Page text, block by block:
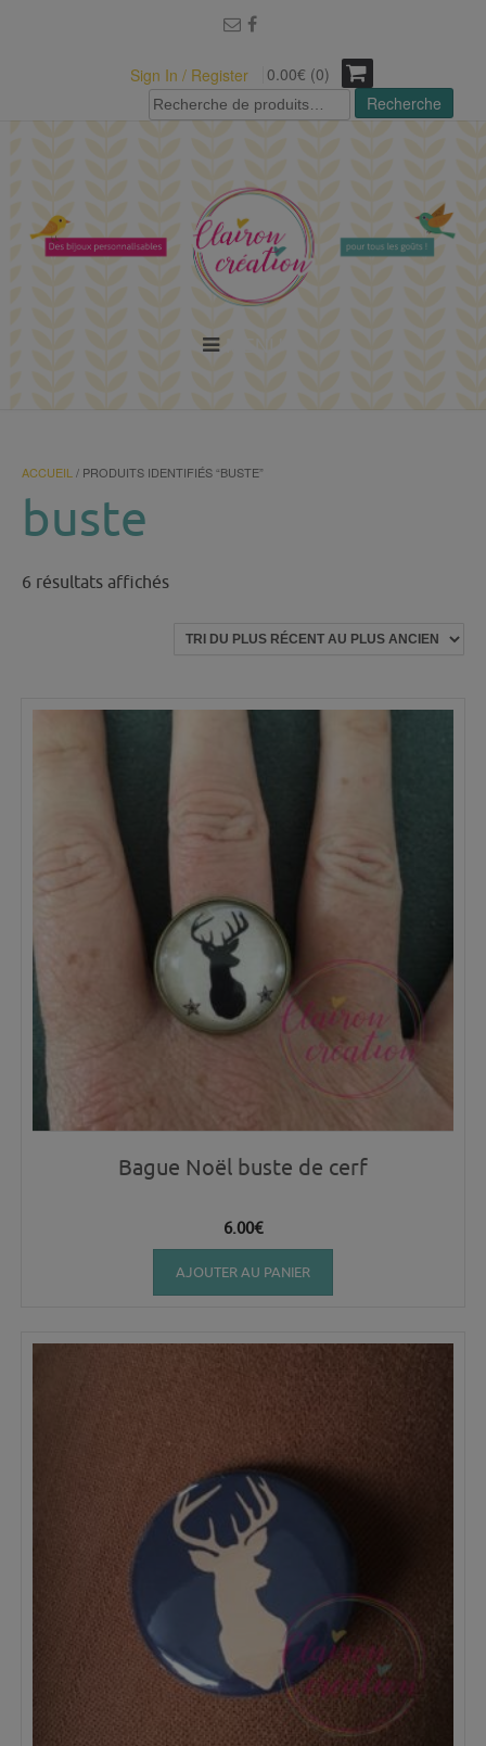
Sign In / Register
0.00€ (0)
Recherche
pour :
Recherche
ACCUEIL / PRODUITS IDENTIFIÉS “BUSTE”
buste
6 résultats affichésTrié
plus
plus
Bague Noël buste de cerf
6.00€
AJOUTER AU PANIER